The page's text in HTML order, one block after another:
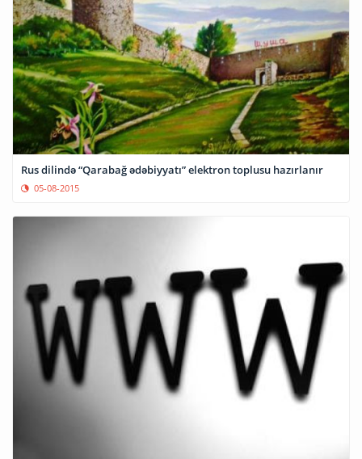
Rus dilində “Qarabağ ədəbiyyatı” elektron toplusu hazırlanır
05-08-2015